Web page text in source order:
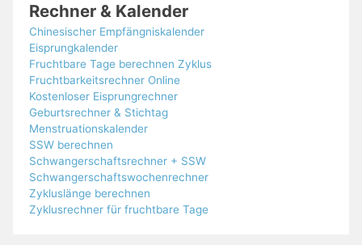
Rechner & Kalender
Chinesischer Empfängniskalender
Eisprungkalender
Fruchtbare Tage berechnen Zyklus
Fruchtbarkeitsrechner Online
Kostenloser Eisprungrechner
Geburtsrechner & Stichtag
Menstruationskalender
SSW berechnen
Schwangerschaftsrechner + SSW
Schwangerschaftswochenrechner
Zykluslänge berechnen
Zyklusrechner für fruchtbare Tage